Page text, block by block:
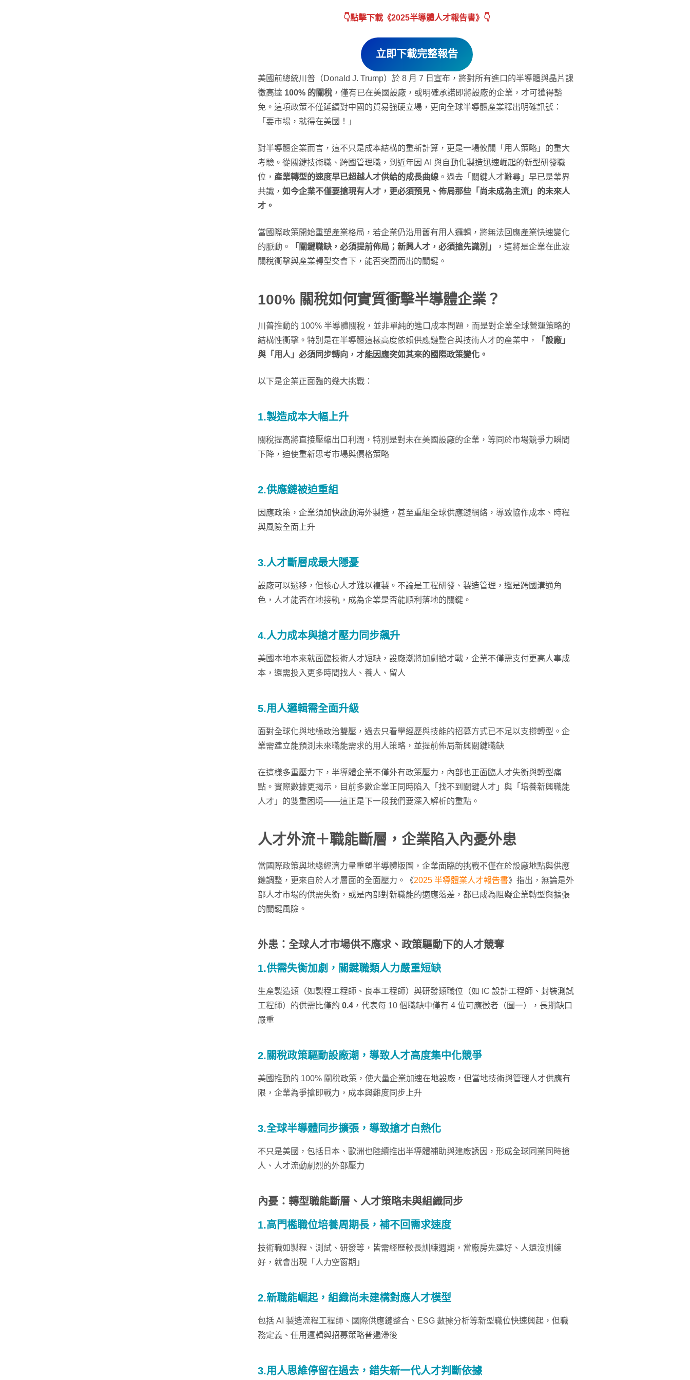
👇點擊下載《2025半導體人才報告書》👇
立即下載完整報告
美國前總統川普（Donald J. Trump）於 8 月 7 日宣布，將對所有進口的半導體與晶片課
徵高達 100% 的關稅 ，僅有已在美國設廠，或明確承諾即將設廠的企業，才可獲得豁
免。這項政策不僅延續對中國的貿易強硬立場，更向全球半導體產業釋出明確訊號：
「要市場，就得在美國！」
對半導體企業而言，這不只是成本結構的重新計算，更是一場攸關「用人策略」的重大
考驗。從關鍵技術職、跨國管理職，到近年因 AI 與自動化製造迅速崛起的新型研發職
位， 產業轉型的速度早已超越人才供給的成長曲線 。過去「關鍵人才難尋」早已是業界
共識， 如今企業不僅要搶現有人才，更必須預見、佈局那些「尚未成為主流」的未來人
才。
當國際政策開始重塑產業格局，若企業仍沿用舊有用人邏輯，將無法回應產業快速變化
的脈動。
「關鍵職缺，必須提前佈局；新興人才，必須搶先識別」
，這將是企業在此波
關稅衝擊與產業轉型交會下，能否突圍而出的關鍵。
100% 關稅如何實質衝擊半導體企業？
川普推動的 100% 半導體關稅，並非單純的進口成本問題，而是對企業全球營運策略的
結構性衝擊。特別是在半導體這樣高度依賴供應鏈整合與技術人才的產業中，
「設廠」
與「用人」必須同步轉向，才能因應突如其來的國際政策變化。
以下是企業正面臨的幾大挑戰：
1.製造成本大幅上升
關稅提高將直接壓縮出口利潤，特別是對未在美國設廠的企業，等同於市場競爭力瞬間
下降，迫使重新思考市場與價格策略
2.供應鏈被迫重組
因應政策，企業須加快啟動海外製造，甚至重組全球供應鏈網絡，導致協作成本、時程
與風險全面上升
3.人才斷層成最大隱憂
設廠可以遷移，但核心人才難以複製。不論是工程研發、製造管理，還是跨國溝通角
色，人才能否在地接軌，成為企業是否能順利落地的關鍵。
4.人力成本與搶才壓力同步飆升
美國本地本來就面臨技術人才短缺，設廠潮將加劇搶才戰，企業不僅需支付更高人事成
本，還需投入更多時間找人、養人、留人
5.用人邏輯需全面升級
面對全球化與地緣政治雙壓，過去只看學經歷與技能的招募方式已不足以支撐轉型。企
業需建立能預測未來職能需求的用人策略，並提前佈局新興關鍵職缺
在這樣多重壓力下，半導體企業不僅外有政策壓力，內部也正面臨人才失衡與轉型痛
點。實際數據更揭示，目前多數企業正同時陷入「找不到關鍵人才」與「培養新興職能
人才」的雙重困境——這正是下一段我們要深入解析的重點。
人才外流＋職能斷層，企業陷入內憂外患
當國際政策與地緣經濟力量重塑半導體版圖，企業面臨的挑戰不僅在於設廠地點與供應
鏈調整，更來自於人才層面的全面壓力。《2025 半導體業人才報告書》指出，無論是外
部人才市場的供需失衡，或是內部對新職能的適應落差，都已成為阻礙企業轉型與擴張
的關鍵風險。
外患：全球人才市場供不應求、政策驅動下的人才競奪
1.供需失衡加劇，關鍵職類人力嚴重短缺
生產製造類（如製程工程師、良率工程師）與研發類職位（如 IC 設計工程師、封裝測試
工程師）的供需比僅約 0.4 ，代表每 10 個職缺中僅有 4 位可應徵者（圖一），長期缺口
嚴重
2.關稅政策驅動設廠潮，導致人才高度集中化競爭
美國推動的 100% 關稅政策，使大量企業加速在地設廠，但當地技術與管理人才供應有
限，企業為爭搶即戰力，成本與難度同步上升
3.全球半導體同步擴張，導致搶才白熱化
不只是美國，包括日本、歐洲也陸續推出半導體補助與建廠誘因，形成全球同業同時搶
人、人才流動劇烈的外部壓力
內憂：轉型職能斷層、人才策略未與組織同步
1.高門檻職位培養周期長，補不回需求速度
技術職如製程、測試、研發等，皆需經歷較長訓練週期，當廠房先建好、人還沒訓練
好，就會出現「人力空窗期」
2.新職能崛起，組織尚未建構對應人才模型
包括 AI 製造流程工程師、國際供應鏈整合、ESG 數據分析等新型職位快速興起，但職
務定義、任用邏輯與招募策略普遍滯後
3.用人思維停留在過去，錯失新一代人才判斷依據